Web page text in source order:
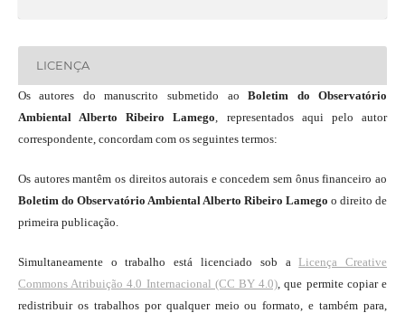
LICENÇA
Os autores do manuscrito submetido aoBoletim do Observatório
Ambiental Alberto Ribeiro Lamego , representados aqui pelo autor
correspondente, concordam com os seguintes termos:
Os autores mantêm os direitos autorais e concedem sem ônus financeiro ao
Boletim do Observatório Ambiental Alberto Ribeiro Lamegoo direito de
primeira publicação.
Simultaneamente o trabalho está licenciado sob a Licença Creative
Commons Atribuição 4.0 Internacional (CC BY 4.0) , que permite copiar e
redistribuir os trabalhos por qualquer meio ou formato, e também para,